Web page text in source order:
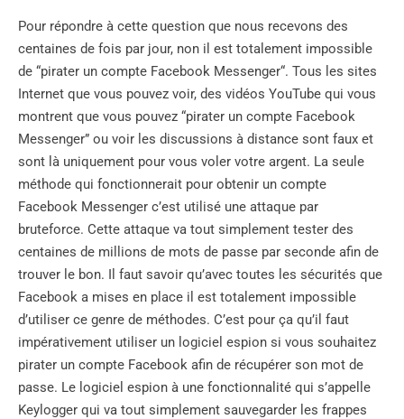
Pour répondre à cette question que nous recevons des
centaines de fois par jour, non il est totalement impossible
de “pirater un compte Facebook Messenger“. Tous les sites
Internet que vous pouvez voir, des vidéos YouTube qui vous
montrent que vous pouvez “pirater un compte Facebook
Messenger” ou voir les discussions à distance sont faux et
sont là uniquement pour vous voler votre argent. La seule
méthode qui fonctionnerait pour obtenir un compte
Facebook Messenger c’est utilisé une attaque par
bruteforce. Cette attaque va tout simplement tester des
centaines de millions de mots de passe par seconde afin de
trouver le bon. Il faut savoir qu’avec toutes les sécurités que
Facebook a mises en place il est totalement impossible
d’utiliser ce genre de méthodes. C’est pour ça qu’il faut
impérativement utiliser un logiciel espion si vous souhaitez
pirater un compte Facebook afin de récupérer son mot de
passe. Le logiciel espion à une fonctionnalité qui s’appelle
Keylogger qui va tout simplement sauvegarder les frappes